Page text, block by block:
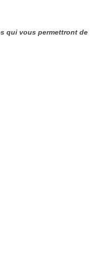
qui vous permettront de